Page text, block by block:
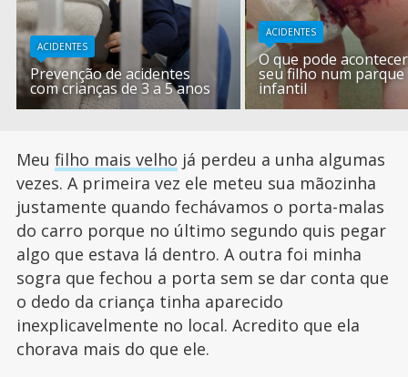
ACIDENTES
Prevenção de acidentes
com crianças de 3 a 5 anos
ACIDENTES
O que pode
seu filho num parque
infantil
Meu filho mais velho já perdeu a unha algumas
vezes. A primeira vez ele meteu sua mãozinha
justamente quando fechávamos o porta-malas
do carro porque no último segundo quis pegar
algo que estava lá dentro. A outra foi minha
sogra que fechou a porta sem se dar conta que
o dedo da criança tinha aparecido
inexplicavelmente no local. Acredito que ela
chorava mais do que ele.